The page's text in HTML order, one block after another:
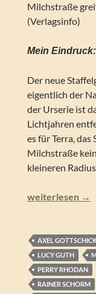
Milchstraße
(Verlagsinfo)
Mein Eindruck:
Der neue
eigentlich der
der Urserie ist
Lichtjahren
es für Terra, das
Milchstraße
kleineren
Perry Rhodan
weiterlesen →
AXEL GOTTSCHICK
LUCY GUTH
PERRY RHODAN
RAINER SCHORM